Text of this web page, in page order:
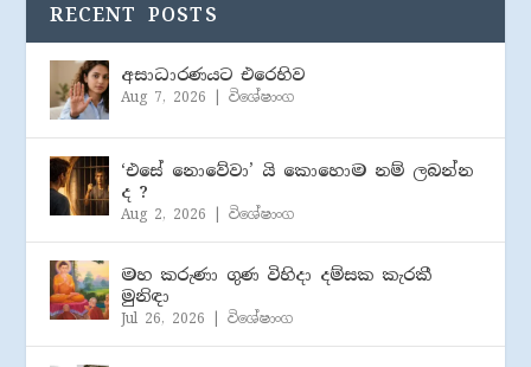
RECENT POSTS
අසාධාරණයට එරෙහිව
Aug 7, 2026 |විශේෂාංග
‘එසේ නොවේවා’ යි කොහොම නම් ලබන්න
ද ?
Aug 2, 2026 |විශේෂාංග
මහ කරුණා ගුණ විහිදා දම්සක කැරකී
මුනිඳා
Jul 26, 2026 |විශේෂාංග